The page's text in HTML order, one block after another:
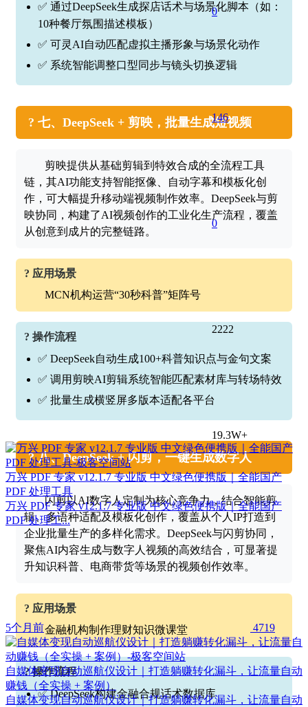
✅ 通过DeepSeek生成探店话术与场景化脚本（如：
10种餐厅氛围描述模板）
✅ 可灵AI自动匹配虚拟主播形象与场景化动作
✅ 系统智能调整口型同步与镜头切换逻辑
? 七、DeepSeek + 剪映，批量生成短视频
剪映提供从基础剪辑到特效合成的全流程工具
链，其AI功能支持智能抠像、自动字幕和模板化创
作，可大幅提升移动端视频制作效率。DeepSeek与剪
映协同，构建了AI视频创作的工业化生产流程，覆盖
从创意到成片的完整链路。
? 应用场景
MCN机构运营“30秒科普”矩阵号
? 操作流程
✅ DeepSeek自动生成100+科普知识点与金句文案
✅ 调用剪映AI剪辑系统智能匹配素材库与转场特效
✅ 批量生成横竖屏多版本适配各平台
? 八、DeepSeek + 闪剪，一键生成数字人
闪剪以AI数字人定制为核心竞争力，结合智能剪
辑、多语种适配及模板化创作，覆盖从个人IP打造到
企业批量生产的多样化需求。DeepSeek与闪剪协同，
聚焦AI内容生成与数字人视频的高效结合，可显著提
升知识科普、电商带货等场景的视频创作效率。
? 应用场景
金融机构制作理财知识微课堂
? 操作流程
✅ DeepSeek构建金融合规话术数据库
0
146
0
2222
19.3W+
万兴 PDF 专家 v12.1.7 专业版 中文绿色便携版｜全能国产
PDF 处理工具
万兴 PDF 专家 v12.1.7 专业版 中文绿色便携版｜全能国产
PDF 处理工...
5个月前 4719
自媒体变现自动巡航仪设计｜打造躺赚转化漏斗，让流量自动
赚钱（全实操 + 案例）
自媒体变现自动巡航仪设计｜打造躺赚转化漏斗，让流量自动